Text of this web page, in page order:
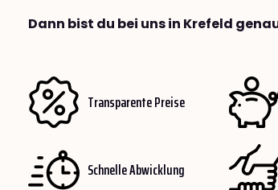
Dann bist du bei uns in Krefeld
Transparente Preise
Schnelle Abwicklung